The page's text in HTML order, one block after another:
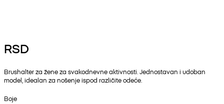
RSD
Brushalter za žene za svakodnevne aktivnosti. Jednostavan i udoban
model, idealan za nošenje ispod različite odeće.
Boje